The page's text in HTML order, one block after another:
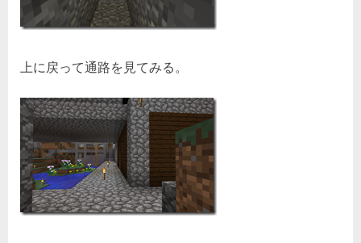
上に戻って通路を見てみる。